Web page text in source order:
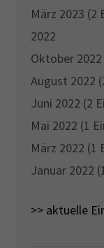
März 2023 (2
2022
Oktober
August 2022
Juni 2022 (2
Mai 2022 (1
März 2022 (1
Januar 2022
>> aktuelle